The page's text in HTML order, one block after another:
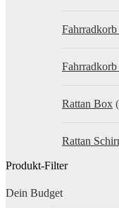
Rattan Box
Rattan
Produkt-Filter
Dein Budget